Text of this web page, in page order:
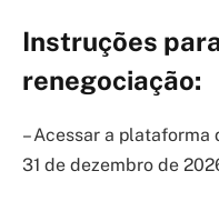
Instruções
renegociação:
– Acessar a
31 de dezembro de